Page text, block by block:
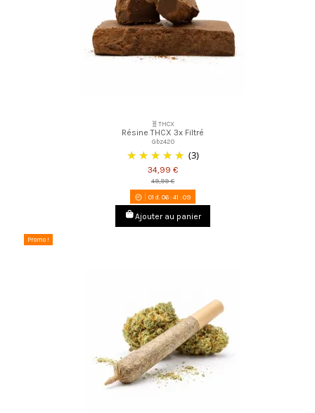
🧬THCX
Résine THCX 3x Filtré
Gbz420
(3)
34,99 €
49,99 €
01 d. 06:41 :08
Ajouter au panier
Promo !